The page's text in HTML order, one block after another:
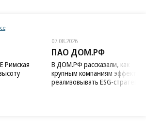
Римская
07.08.2026
ПАО ДОМ.РФ
В ДОМ.РФ рассказали, как
крупным компаниям
реализовывать ESG-стратегию